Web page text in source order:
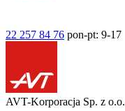
22 257 84 76 pon-pt: 9-17
AVT-Korporacja Sp. z o.o.